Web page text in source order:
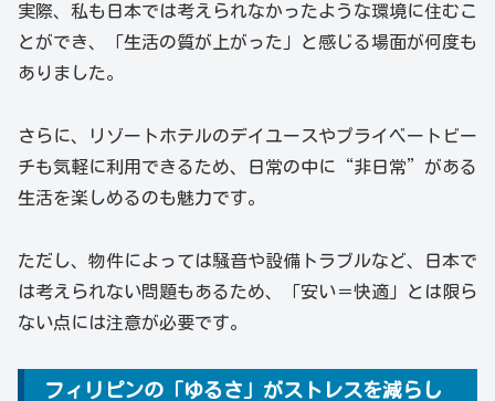
実際、私も日本では考えられなかったような環境に住むこ
とができ、「生活の質が上がった」と感じる場面が何度も
ありました。
さらに、リゾートホテルのデイユースやプライベートビー
チも気軽に利用できるため、日常の中に“非日常”がある
生活を楽しめるのも魅力です。
ただし、物件によっては騒音や設備トラブルなど、日本で
は考えられない問題もあるため、「安い＝快適」とは限ら
ない点には注意が必要です。
フィリピンの「ゆるさ」がストレスを減らし